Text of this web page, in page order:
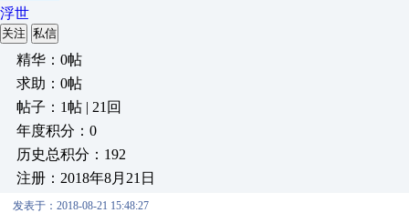
浮世
关注 私信
精华：0帖
求助：0帖
帖子：1帖 | 21回
年度积分：0
历史总积分：192
注册：2018年8月21日
发表于：2018-08-21 15:48:27